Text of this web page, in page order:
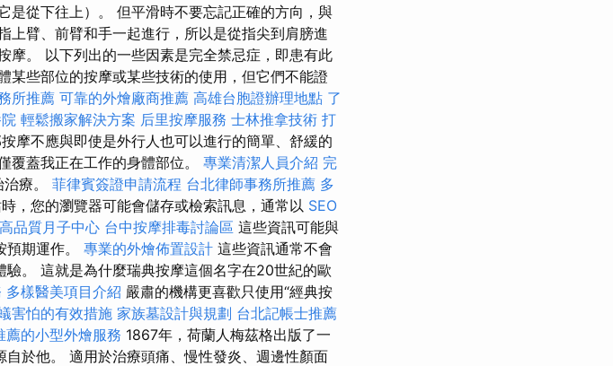
是從下往上）。 但平滑時不要忘記正確的方向，與
上臂、前臂和手一起進行，所以是從指尖到肩膀進
摩。 以下列出的一些因素是完全禁忌症，即患有此
某些部位的按摩或某些技術的使用，但它們不能證
所推薦 可靠的外燴廠商推薦 高雄台胞證辦理地點 了
輕鬆搬家解決方案 后里按摩服務 士林推拿技術 打
摩不應與即使是外行人也可以進行的簡單、舒緩的
覆蓋我正在工作的身體部位。 專業清潔人員介紹 完
療。 菲律賓簽證申請流程 台北律師事務所推薦 多
，您的瀏覽器可能會儲存或檢索訊息，通常以 SEO
品質月子中心 台中按摩排毒討論區 這些資訊可能與
期運作。 專業的外燴佈置設計 這些資訊通常不會
。 這就是為什麼瑞典按摩這個名字在20世紀的歐
多樣醫美項目介紹 嚴肅的機構更喜歡只使用“經典按
害怕的有效措施 家族墓設計與規劃 台北記帳士推薦
薦的小型外燴服務 1867年，荷蘭人梅茲格出版了一
於他。 適用於治療頭痛、慢性發炎、週邊性顏面